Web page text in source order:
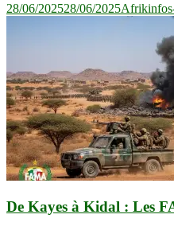
28/06/202528/06/2025
De Kayes à Kidal : Les